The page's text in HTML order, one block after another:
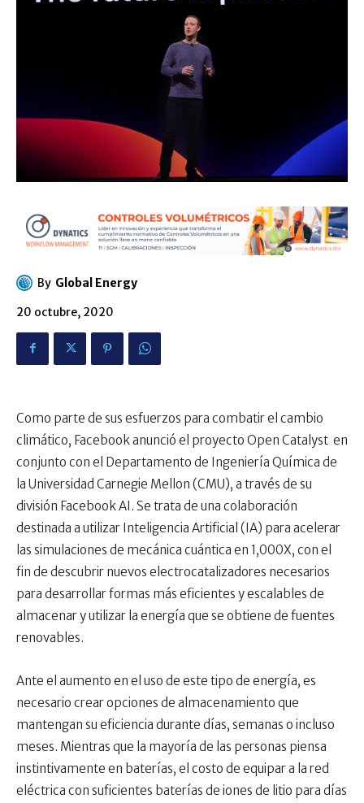
By Global Energy
20 octubre, 2020
Como parte de sus esfuerzos para combatir el cambio
climático, Facebook anunció el proyecto Open Catalyst en
conjunto con el Departamento de Ingeniería Química de
la Universidad Carnegie Mellon (CMU), a través de su
división Facebook AI. Se trata de una colaboración
destinada a utilizar Inteligencia Artificial (IA) para acelerar
las simulaciones de mecánica cuántica en 1,000X, con el
fin de descubrir nuevos electrocatalizadores necesarios
para desarrollar formas más eficientes y escalables de
almacenar y utilizar la energía que se obtiene de fuentes
renovables.
Ante el aumento en el uso de este tipo de energía, es
necesario crear opciones de almacenamiento que
mantengan su eficiencia durante días, semanas o incluso
meses. Mientras que la mayoría de las personas piensa
instintivamente en baterías, el costo de equipar a la red
eléctrica con suficientes baterías de iones de litio para días